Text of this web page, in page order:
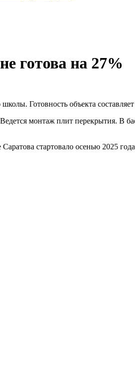
готова на 27%
Готовность объекта
монтаж плит перекрытия. В
стартовало осенью 2025